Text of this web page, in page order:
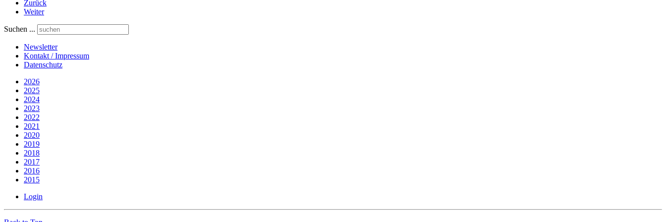
Zurück
Weiter
Suchen ...
Newsletter
Kontakt / Impressum
Datenschutz
2026
2025
2024
2023
2022
2021
2020
2019
2018
2017
2016
2015
Login